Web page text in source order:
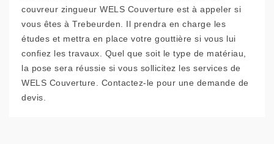
couvreur zingueur WELS Couverture est à appeler si
vous êtes à Trebeurden. Il prendra en charge les
études et mettra en place votre gouttière si vous lui
confiez les travaux. Quel que soit le type de matériau,
la pose sera réussie si vous sollicitez les services de
WELS Couverture. Contactez-le pour une demande de
devis.